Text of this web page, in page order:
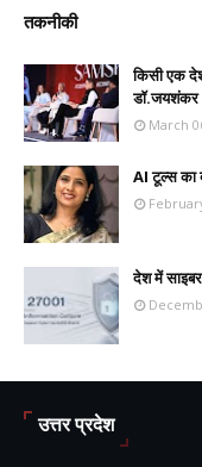
तकनीकी
किसी एक
डॉ.जयशंकर
March
AI टूल्स का
देश में
उत्तर प्रदेश